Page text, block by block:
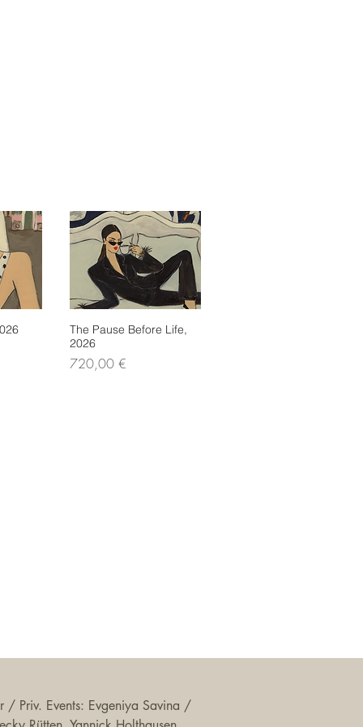
Schnellansicht
The Pause Before Life,
2026
Preis
720,00 €
/ Priv. Events: Evgeniya Savina /